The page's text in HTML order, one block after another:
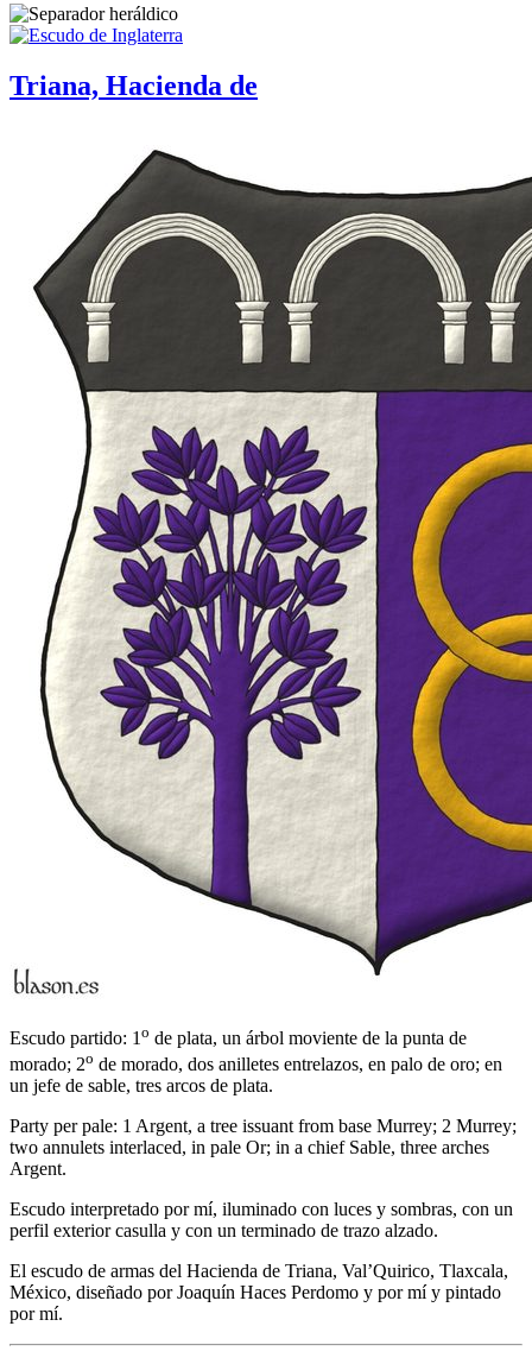
Triana, Hacienda de
Escudo partido: 1 o de plata, un árbol moviente de la punta de
morado; 2o de morado, dos anilletes entrelazos, en palo de oro; en
un jefe de sable, tres arcos de plata.
Party per pale: 1 Argent, a tree issuant from base Murrey; 2 Murrey;
two annulets interlaced, in pale Or; in a chief Sable, three arches
Argent.
Escudo interpretado por mí, iluminado con luces y sombras, con un
perfil exterior casulla y con un terminado de trazo alzado.
El escudo de armas del Hacienda de Triana, Val’Quirico, Tlaxcala,
México, diseñado por Joaquín Haces Perdomo y por mí y pintado
por mí.